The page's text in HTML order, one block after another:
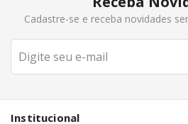
Cadastre-se e receba novidades
Institucional